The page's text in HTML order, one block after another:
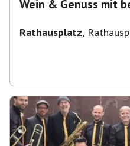
Wein & Genuss mit
Rathausplatz,